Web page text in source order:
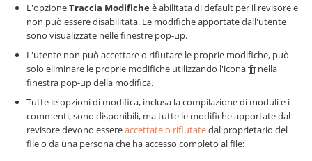
L'opzioneTraccia Modificheè abilitata di default per il revisore e
non può essere disabilitata. Le modifiche apportate dall'utente
sono visualizzate nelle finestre pop-up.
L'utente non può accettare o rifiutare le proprie modifiche, può
solo eliminare le proprie modifiche utilizzando l'icona
nella
finestra pop-up della modifica.
Tutte le opzioni di modifica, inclusa la compilazione di moduli e i
commenti, sono disponibili, ma tutte le modifiche apportate dal
revisore devono essereaccettate o rifiutatedal proprietario del
file o da una persona che ha accesso completo al file: